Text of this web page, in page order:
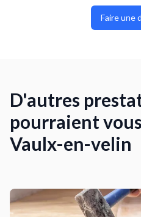
Faire une
D'autres
pourraient
Vaulx-en-velin